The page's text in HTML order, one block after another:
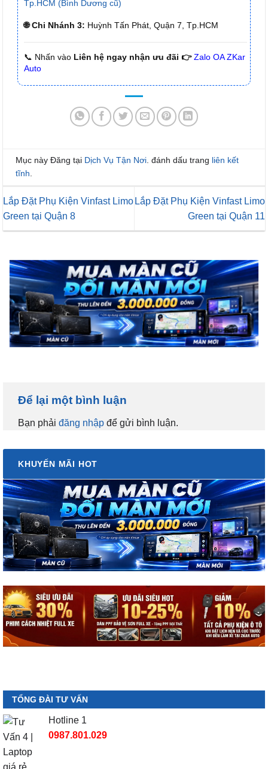
Tp.HCM (Bình Dương cũ)
🌐 Chi Nhánh 3: Huỳnh Tấn Phát, Quận 7, Tp.HCM
📞 Nhấn vào Liên hệ ngay nhận ưu đãi 👉 Zalo OA ZKar
Auto
Mục này Đăng tại Dịch Vụ Tận Nơi. đánh dấu trang liên kết
tĩnh.
Lắp Đặt Phụ Kiện Vinfast Limo
Green tại Quận 8
Lắp Đặt Phụ Kiện Vinfast Limo
Green tại Quận 11
Để lại một bình luận
Bạn phải đăng nhập để gửi bình luận.
KHUYẾN MÃI HOT
TỔNG ĐÀI TƯ VẤN
Hotline 1
0987.801.029